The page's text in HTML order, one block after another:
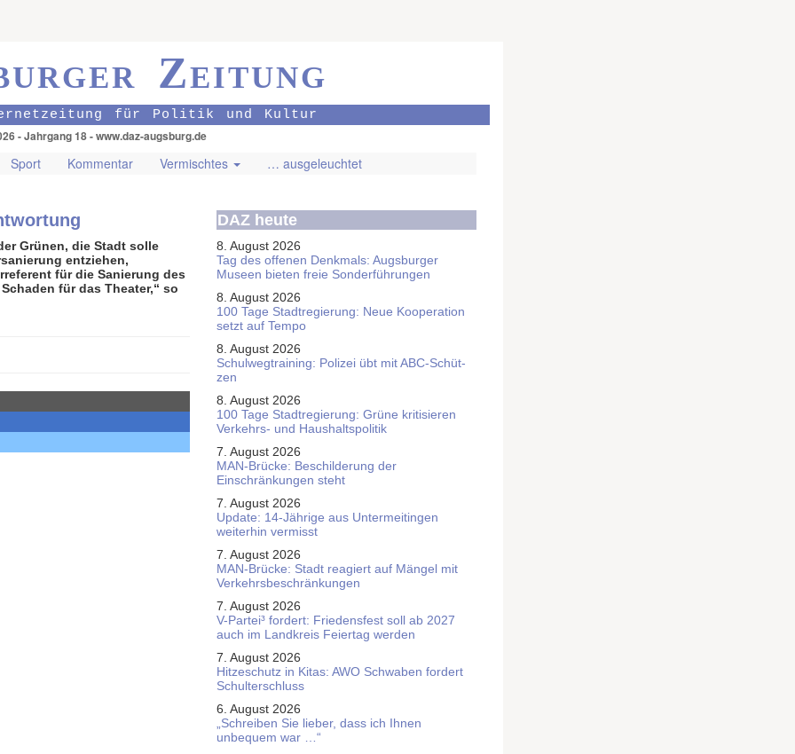
Zeitung
für Politik und Kultur
- Jahrgang 18 - www.daz-augsburg.de
Sport Kommentar Vermischtes … ausgeleuchtet
Grünen, die Stadt solle
entziehen,
für die Sanierung des
für das Theater,“ so
DAZ heute
8. August 2026
Tag des offenen Denkmals: Augsburger
Museen bieten freie Sonderführungen
8. August 2026
100 Tage Stadtregierung: Neue Kooperation
setzt auf Tempo
8. August 2026
Schul­weg­trai­ning: Poli­zei übt mit ABC-Schüt­
zen
8. August 2026
100 Tage Stadtregierung: Grüne kritisieren
Verkehrs- und Haushaltspolitik
7. August 2026
MAN-Brücke: Beschilderung der
Einschränkungen steht
7. August 2026
Update: 14-Jährige aus Untermeitingen
weiterhin vermisst
7. August 2026
MAN-Brücke: Stadt reagiert auf Mängel mit
Verkehrsbeschränkungen
7. August 2026
V-Partei­³ fordert: Friedens­fest soll ab 2027
auch im Land­kreis Feier­tag werden
7. August 2026
Hitzeschutz in Kitas: AWO Schwaben fordert
Schulterschluss
6. August 2026
„Schreiben Sie lieber, dass ich Ihnen
unbequem war …“